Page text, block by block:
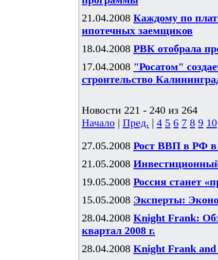
21.04.2008 Каждому по
ипотечных заемщиков
18.04.2008 РВК отобрала
17.04.2008 "Росатом"
строительство
Новости 221 - 240 из 264
Начало | Пред. | 4 5 6 7 8 9 10
27.05.2008 Рост ВВП в РФ в
21.05.2008
19.05.2008 Россия станет
15.05.2008 Эксперты:
28.04.2008 Knight Frank:
квартал 2008 г.
28.04.2008 Knight Frank and